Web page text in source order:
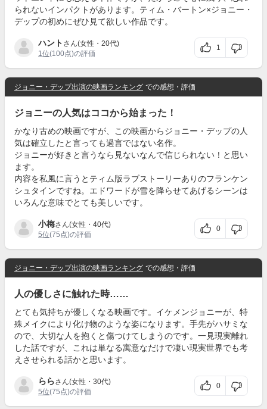
られないインパクトがあります。ティム・バートン×ジョニー・
デップの初めにぜひ見て欲しい作品です。
ハント さん(女性・20代)
1位(100点)の評価
1
ジョニー・デップ出演の映画ランキング での感想・評価
ジョニーの人気はココから始まった！
かなり古めの映画ですが、この映画からジョニー・デップの人
気は確立したと言っても過言ではない名作。
ジョニーが好きと言うなら見ないなんで信じられない！と思い
ます。
内容を私風に言うとティム版ラブストーリーありのフランケン
シュタインですね。エドワードが雪を降らせてあげるシーンは
いろんな意味でとても美しいです。
小梅さん(女性・40代)
5位(75点)の評価
0
ジョニー・デップ出演の映画ランキング での感想・評価
人の優しさに触れた時……
とても気持ちが優しくなる映画です。イケメンジョニーが、特
殊メイクにより化け物のような姿になります。手先がハサミな
ので、大切な人を抱くと傷つけてしまうのです。一見現実離れ
した話ですが、これは単なる寓意なだけで凄い現実世界でも考
えさせられる話かと思います。
ららさん(女性・30代)
5位(75点)の評価
0